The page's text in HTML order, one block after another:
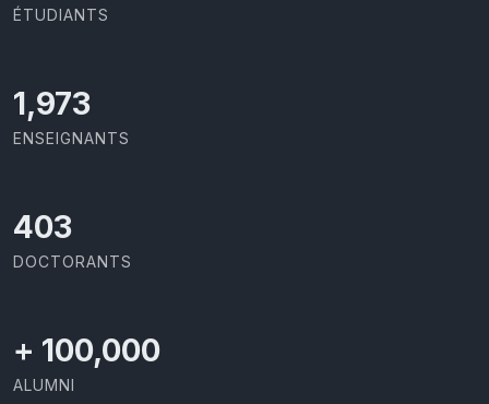
ÉTUDIANTS
2,142
ENSEIGNANTS
437
DOCTORANTS
+ 100,000
ALUMNI